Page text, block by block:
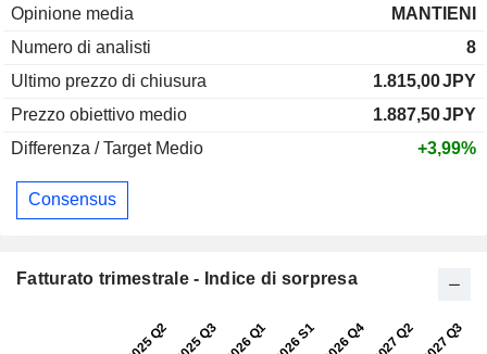
Opinione media
MANTIENI
Numero di analisti
8
Ultimo prezzo di chiusura
1.815,00JPY
Prezzo obiettivo medio
1.887,50JPY
Differenza / Target Medio
+3,99%
Consensus
Fatturato trimestrale - Indice di sorpresa